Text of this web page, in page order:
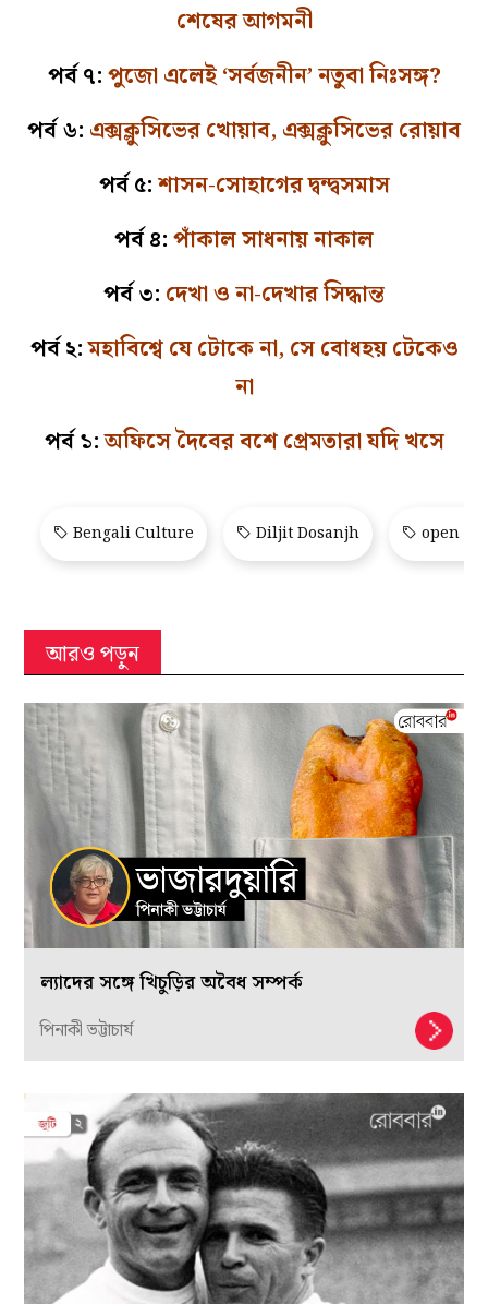
শেষের আগমনী
পর্ব ৭:পুজো এলেই ‘সর্বজনীন’ নতুবা নিঃসঙ্গ?
পর্ব ৬: এক্সক্লুসিভের খোয়াব, এক্সক্লুসিভের রোয়াব
পর্ব ৫:শাসন-সোহাগের দ্বন্দ্বসমাস
পর্ব ৪:পাঁকাল সাধনায় নাকাল
পর্ব ৩: দেখা ও না-দেখার সিদ্ধান্ত
পর্ব ২:মহাবিশ্বে যে টোকে না, সে বোধহয় টেকেও
না
পর্ব ১:অফিসে দৈবের বশে প্রেমতারা যদি খসে
Bengali Culture Diljit Dosanjh open
আরও পড়ুন
ল্যাদের সঙ্গে খিচুড়ির অবৈধ সম্পর্ক
পিনাকী ভট্টাচার্য